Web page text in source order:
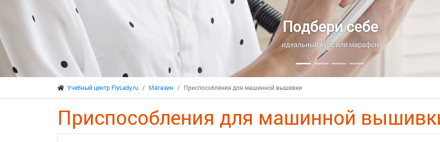
Подбери себе
идеальный курс или марафон
Учебный центр FlyLady.ru Магазин Приспособления для машинной вышивки
Приспособления для машинной